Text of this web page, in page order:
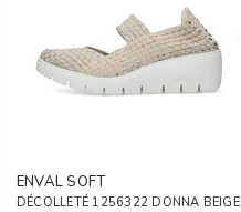
ENVAL SOFT
DÉCOLLETÉ 1256322 DONNA BEIGE